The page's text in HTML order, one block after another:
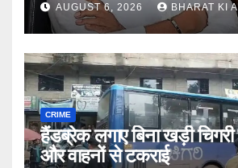
AUGUST 6, 2026 BHARAT KI
CRIME
हैंडब्रेक लगाए बिना खड़ी
और वाहनों से टकराई